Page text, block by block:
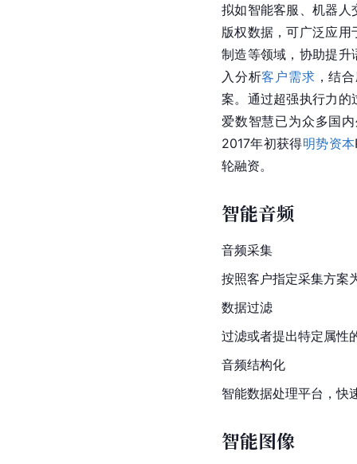
拟如智能客服、机器人
版权数据，可广泛应
制造等领域，协助提
入分析客户需求 ，结
案。通过超强执行力的
爱数智慧已为众多国
2017年初获得明势资本
轮融资。
智能音频
音频采集
按照客户指定采集方案
数据过滤
过滤或者提出特定属性
音频结构化
智能数据处理平台，快
智能图像